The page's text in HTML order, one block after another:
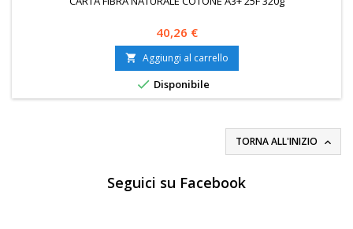
Prezzo
40,26 €
 Aggiungi al carrello
 Disponibile
TORNA ALL'INIZIO 
Seguici su Facebook